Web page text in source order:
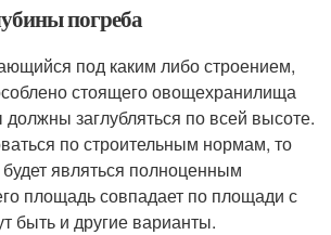
погреба
под каким либо строением,
стоящего овощехранилища
должны заглубляться по всей высоте.
по строительным нормам, то
являться полноценным
площадь совпадает по площади с
быть и другие варианты.